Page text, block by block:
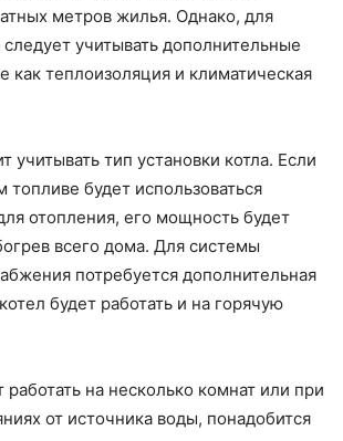
метров жилья. Однако, для
учитывать дополнительные
как теплоизоляция и климатическая
учитывать тип установки котла. Если
топливе будет использоваться
отопления, его мощность будет
всего дома. Для системы
потребуется дополнительная
будет работать и на горячую
работать на несколько комнат или при
от источника воды, понадобится